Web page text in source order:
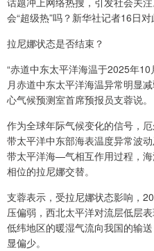
会“超级热”吗？新华社记者16日对
拉尼娜状态是否结束？
“赤道中东太平洋海温于2025年
月赤道中东太平洋海温异常明显
心气候预测室首席预报员支蓉说。
作为全球年际气候变化的信号，
带太平洋中东部海表温度异常波
带太平洋海—气相互作用过程，
相位的拉尼娜交替。
支蓉表示，受拉尼娜状态影响，
压偏弱，西北太平洋对流层低层
低纬地区的暖湿气流向我国的输
显偏少。